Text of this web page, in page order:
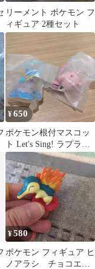
リーメント ポケモン フ
ィギュア 2種セット
¥650
ポケモン根付マスコッ
ト Let's Sing! ラプラス
プリン
¥580
ポケモン フィギュア ヒ
ノアラシ チョコエッ